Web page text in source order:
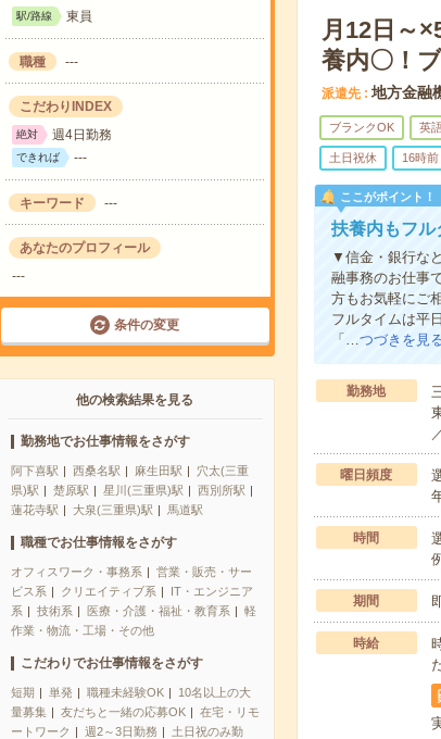
駅/路線 東員
職種 ---
こだわりINDEX
絶対 週4日勤務
できれば ---
キーワード ---
あなたのプロフィール
---
条件の変更
他の検索結果を見る
勤務地でお仕事情報をさがす
阿下喜駅 西桑名駅 麻生田駅
穴太(三重
県)駅
楚原駅 星川(三重県)駅
西別所駅
蓮花寺駅
大泉(三重県)駅 馬道駅
職種でお仕事情報をさがす
オフィスワーク・事務系
営業・販売・サー
ビス系
クリエイティブ系
IT・エンジニア
系
技術系 医療・介護・福祉・教育系
軽
作業・物流・工場・その他
こだわりでお仕事情報をさがす
短期 単発 職種未経験OK
10名以上の大
量募集
友だちと一緒の応募OK
在宅・リモ
ートワーク
週2～3日勤務
土日祝のみ勤
月12日～
養内〇！
派遣先 地方金融
ブランクOK 英
土日祝休 16時
ここがポイント！
扶養内もフル
▼信金・銀行な
融事務のお仕事
方もお気軽にご
フルタイムは平
「…つづきを見
勤務地
曜日頻度
時間
期間
時給